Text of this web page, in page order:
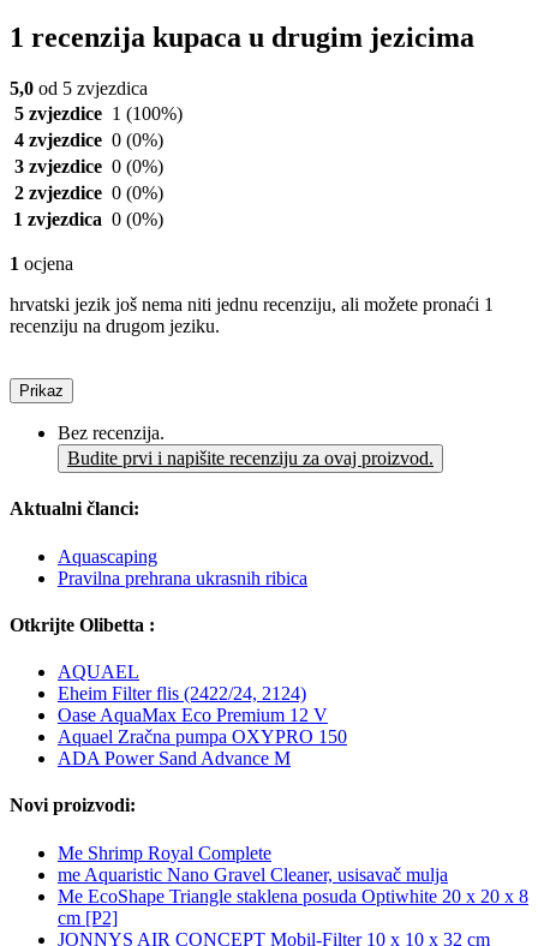
1 recenzija kupaca u drugim jezicima
5,0 od 5 zvjezdica
5 zvjezdice 1 (100%)
4 zvjezdice 0 (0%)
3 zvjezdice 0 (0%)
2 zvjezdice 0 (0%)
1 zvjezdica 0 (0%)
1 ocjena
hrvatski jezik još nema niti jednu recenziju, ali možete pronaći 1
recenziju na drugom jeziku.
Prikaz
Bez recenzija.
Budite prvi i napišite recenziju za ovaj proizvod.
Aktualni članci:
Aquascaping
Pravilna prehrana ukrasnih ribica
Otkrijte Olibetta :
AQUAEL
Eheim Filter flis (2422/24, 2124)
Oase AquaMax Eco Premium 12 V
Aquael Zračna pumpa OXYPRO 150
ADA Power Sand Advance M
Novi proizvodi:
Me Shrimp Royal Complete
me Aquaristic Nano Gravel Cleaner, usisavač mulja
Me EcoShape Triangle staklena posuda Optiwhite 20 x 20 x 8
cm [P2]
JONNYS AIR CONCEPT Mobil-Filter 10 x 10 x 32 cm